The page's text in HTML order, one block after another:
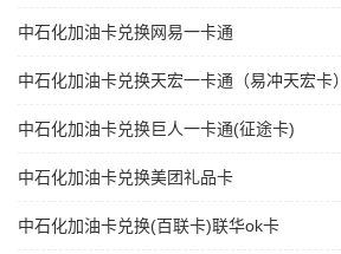
中石化加油卡兑换网易一卡通
中石化加油卡兑换天宏一卡通（易冲天宏卡）
中石化加油卡兑换巨人一卡通(征途卡)
中石化加油卡兑换美团礼品卡
中石化加油卡兑换(百联卡)联华ok卡